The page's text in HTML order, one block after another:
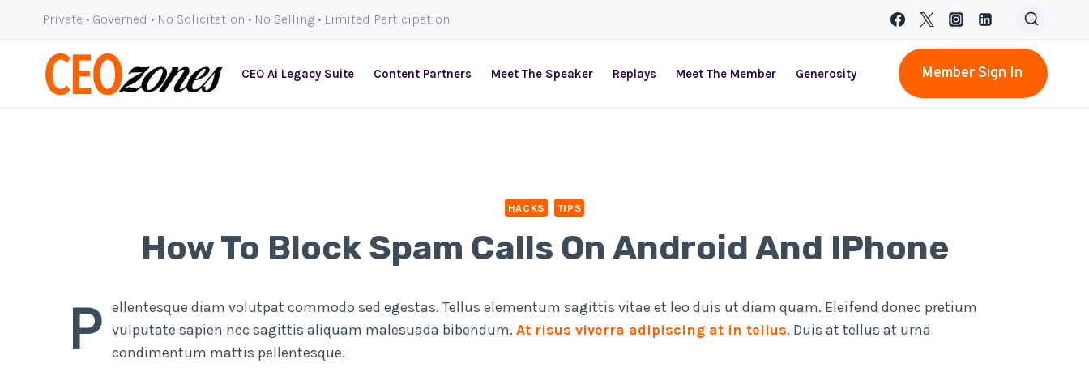
content
Private • Governed • No Solicitation • No Selling • Limited Participation
CEO Ai Legacy Suite Content Partners Meet The Speaker Replays Meet The Member Generosity Member Sign In
HACKS TIPS
How To Block Spam Calls On Android And IPhone
P ellentesque diam volutpat commodo sed egestas. Tellus elementum sagittis vitae et leo duis ut diam quam. Eleifend donec pretium
vulputate sapien nec sagittis aliquam malesuada bibendum. At risus viverra adipiscing at in tellus. Duis at tellus at urna
condimentum mattis pellentesque.